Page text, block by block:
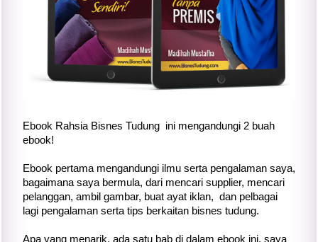
Ebook Rahsia Bisnes Tudung ini mengandungi 2 buah
ebook!
Ebook pertama mengandungi ilmu serta pengalaman saya,
bagaimana saya bermula, dari mencari supplier, mencari
pelanggan, ambil gambar, buat ayat iklan, dan pelbagai
lagi pengalaman serta tips berkaitan bisnes tudung.
Apa yang menarik, ada satu bab di dalam ebook ini, saya